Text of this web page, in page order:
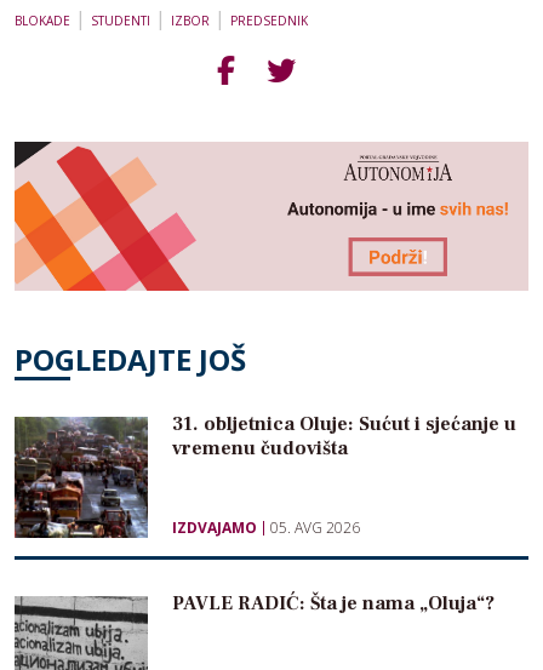
BLOKADE | STUDENTI | IZBOR | PREDSEDNIK
POGLEDAJTE JOŠ
31. obljetnica Oluje: Sućut i sjećanje u
vremenu čudovišta
IZDVAJAMO 05. AVG 2026
PAVLE RADIĆ: Šta je nama „Oluja“?